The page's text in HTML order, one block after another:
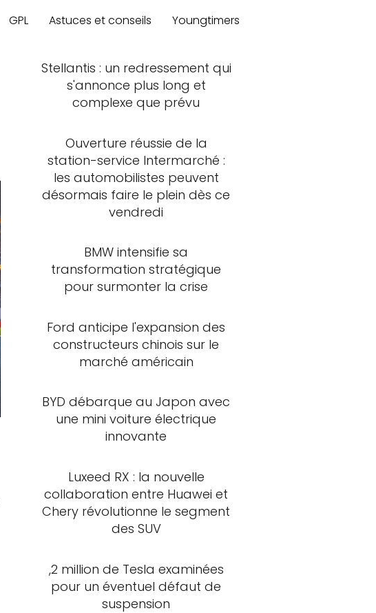
GPL Astuces et conseils Youngtimers
Stellantis : un redressement qui
s'annonce plus long et
complexe que prévu
Ouverture réussie de la
station-service Intermarché :
les automobilistes peuvent
désormais faire le plein dès ce
vendredi
BMW intensifie sa
transformation stratégique
pour surmonter la crise
Ford anticipe l'expansion des
constructeurs chinois sur le
marché américain
BYD débarque au Japon avec
une mini voiture électrique
innovante
Luxeed RX : la nouvelle
collaboration entre Huawei et
Chery révolutionne le segment
des SUV
,2 million de Tesla examinées
pour un éventuel défaut de
suspension